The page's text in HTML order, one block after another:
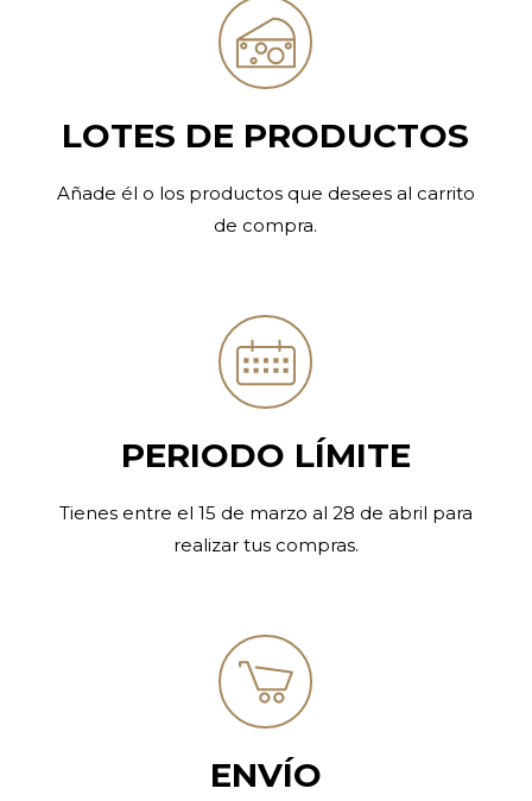
LOTES DE PRODUCTOS
Añade él o los productos que desees al carrito
de compra.
PERIODO LÍMITE
Tienes entre el 15 de marzo al 28 de abril para
realizar tus compras.
ENVÍO